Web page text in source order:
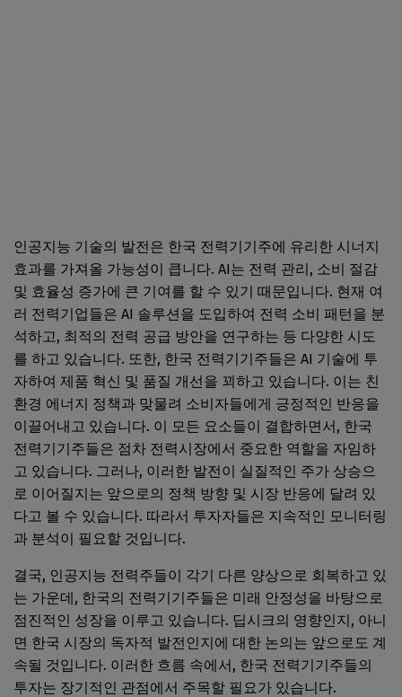
인공지능 기술의 발전은 한국 전력기기주에 유리한 시너지
효과를 가져올 가능성이 큽니다. AI는 전력 관리, 소비 절감
및 효율성 증가에 큰 기여를 할 수 있기 때문입니다. 현재 여
러 전력기업들은 AI 솔루션을 도입하여 전력 소비 패턴을 분
석하고, 최적의 전력 공급 방안을 연구하는 등 다양한 시도
를 하고 있습니다. 또한, 한국 전력기기주들은 AI 기술에 투
자하여 제품 혁신 및 품질 개선을 꾀하고 있습니다. 이는 친
환경 에너지 정책과 맞물려 소비자들에게 긍정적인 반응을
이끌어내고 있습니다. 이 모든 요소들이 결합하면서, 한국
전력기기주들은 점차 전력시장에서 중요한 역할을 자임하
고 있습니다. 그러나, 이러한 발전이 실질적인 주가 상승으
로 이어질지는 앞으로의 정책 방향 및 시장 반응에 달려 있
다고 볼 수 있습니다. 따라서 투자자들은 지속적인 모니터링
과 분석이 필요할 것입니다.
결국, 인공지능 전력주들이 각기 다른 양상으로 회복하고 있
는 가운데, 한국의 전력기기주들은 미래 안정성을 바탕으로
점진적인 성장을 이루고 있습니다. 딥시크의 영향인지, 아니
면 한국 시장의 독자적 발전인지에 대한 논의는 앞으로도 계
속될 것입니다. 이러한 흐름 속에서, 한국 전력기기주들의
투자는 장기적인 관점에서 주목할 필요가 있습니다.